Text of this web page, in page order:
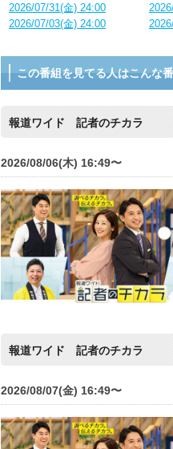
2026/07/31(金) 24:00
2026/07/03(金) 24:00
この番組を見てる人はこんな
報道ワイド 記者のチカラ
2026/08/06(木) 16:49〜
報道ワイド 記者のチカラ
2026/08/07(金) 16:49〜